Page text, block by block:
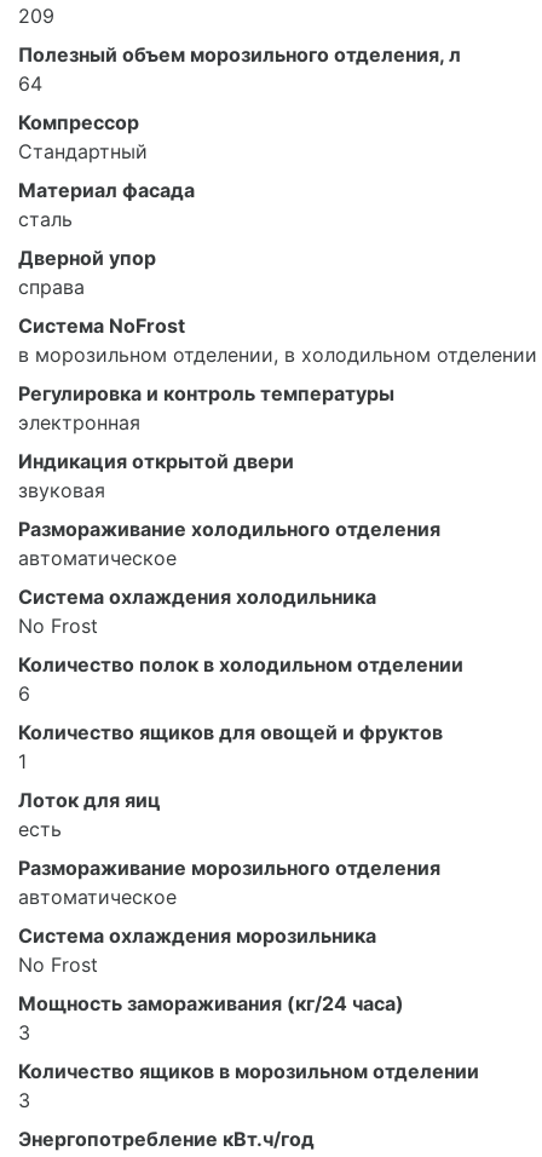
209
Полезный объем морозильного отделения, л
64
Компрессор
Стандартный
Материал фасада
сталь
Дверной упор
справа
Система NoFrost
в морозильном отделении, в холодильном отделении
Регулировка и контроль температуры
электронная
Индикация открытой двери
звуковая
Размораживание холодильного отделения
автоматическое
Система охлаждения холодильника
No Frost
Количество полок в холодильном отделении
6
Количество ящиков для овощей и фруктов
1
Лоток для яиц
есть
Размораживание морозильного отделения
автоматическое
Система охлаждения морозильника
No Frost
Мощность замораживания (кг/24 часа)
3
Количество ящиков в морозильном отделении
3
Энергопотребление кВт.ч/год